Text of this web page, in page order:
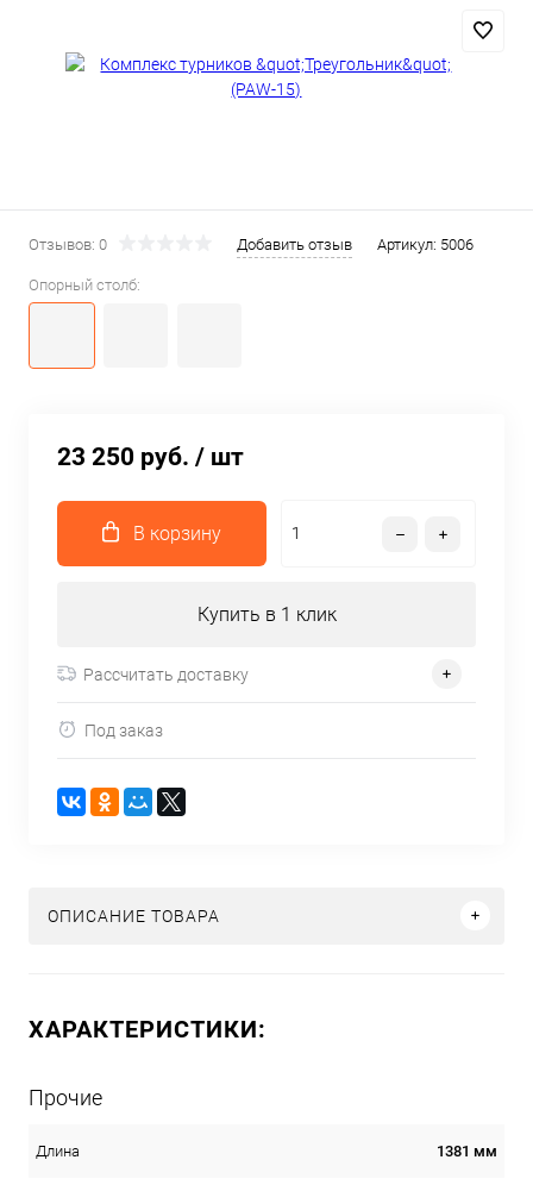
Отзывов: 0 Добавить отзыв Артикул: 5006
Опорный столб:
23 250 руб. / шт
В корзину
Купить в 1 клик
Рассчитать доставку
Под заказ
ОПИСАНИЕ ТОВАРА
ХАРАКТЕРИСТИКИ:
Прочие
Длина 1381 мм